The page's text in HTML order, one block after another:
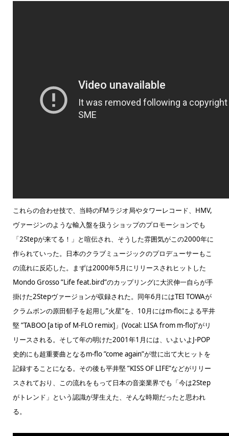
これらの合わせ技で、当時のFMラジオ局やタワーレコード、HMV,
ヴァージンのような輸入盤を扱うショップのプロモーションでも
「2Stepが来てる！」と喧伝され、そうした雰囲気がこの2000年に
作られていった。日本のクラブミュージックのプロデューサーもこ
の流れに反応した。まずは2000年5月にリリースされヒットした
Mondo Grosso ”Life feat.bird”のカップリングに大沢伸一自らが手
掛けた2Stepヴァージョンが収録された。同年6月にはTEI TOWAが
クラムボンの原田郁子を起用し”火星”を、10月にはm-floによる平井
堅 ”TABOO [a tip of M-FLO remix]」(Vocal: LISA from m-flo)”がリ
リースされる。そして年の明けた2001年1月には、いよいよJ-POP
史的にも超重要曲となるm-flo ”come again”が世に出て大ヒットを
記録することになる。その後も平井堅 ”KISS OF LIFE”などがリリー
スされており、この流れをもって日本の音楽業界でも「今は2Step
がトレンド」という認識が芽生えた、そんな時期だったと思われ
る。